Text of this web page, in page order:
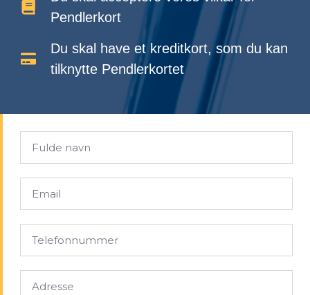
Pendlerkort
Du skal have et kreditkort, som du kan
tilknytte Pendlerkortet